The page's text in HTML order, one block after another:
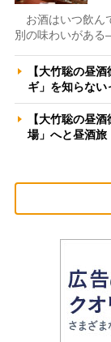
お酒はいつ飲ん
別の味わいがあ
【大竹聡の昼
ギ」を知らな
【大竹聡の昼
場」へと昼酒